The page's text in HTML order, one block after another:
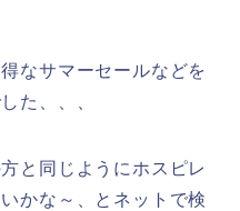
なサマーセールなどを
た、、、
と同じようにホスピレ
かな～、とネットで検